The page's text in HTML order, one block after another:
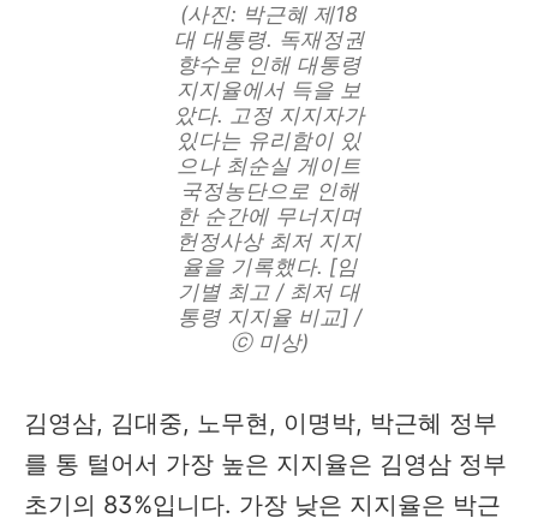
(사진: 박근혜 제18
대 대통령. 독재정권
향수로 인해 대통령
지지율에서 득을 보
았다. 고정 지지자가
있다는 유리함이 있
으나 최순실 게이트
국정농단으로 인해
한 순간에 무너지며
헌정사상 최저 지지
율을 기록했다. [임
기별 최고 / 최저 대
통령 지지율 비교] /
ⓒ 미상)
김영삼, 김대중, 노무현, 이명박, 박근혜 정부
를 통 털어서 가장 높은 지지율은 김영삼 정부
초기의 83%입니다. 가장 낮은 지지율은 박근